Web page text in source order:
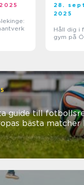
28.
2025
Håll dig i
gym på
guide till
bästa matcher